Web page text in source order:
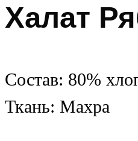
Халат
Состав: 80%
Ткань: Махра